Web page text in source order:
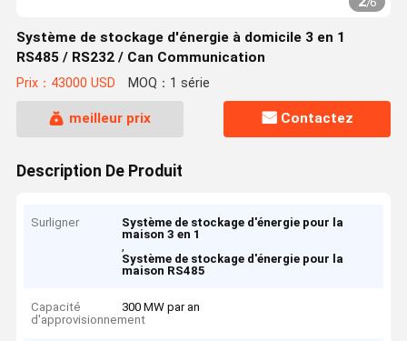
Système de stockage d'énergie à domicile 3 en 1
RS485 / RS232 / Can Communication
Prix：43000 USD MOQ：1 série
meilleur prix Contactez
Description De Produit
Surligner
Système de stockage d'énergie pour la
maison 3 en 1
,
Système de stockage d'énergie pour la
maison RS485
Capacité
d'approvisionnement
300 MW par an